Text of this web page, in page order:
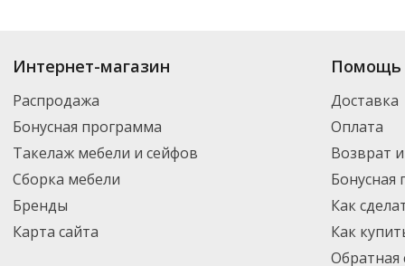
Купить
. В ассортименте интернет-
выбрать нужный товар и добавить его в корзину для дальнейшего
транспортной компанией DPD. Для постоянных клиентов - скидка,
Интернет-магазин
Распродажа
Бонусная программа
Такелаж мебели и сейфов
Сборка мебели
Бренды
Карта сайта
Помощь
Доставка
Оплата
Возврат
Бонусная
Как
Как
Обратная